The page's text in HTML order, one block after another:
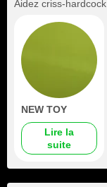
Aidez criss-hardcock
NEW TOY
Lire la
suite